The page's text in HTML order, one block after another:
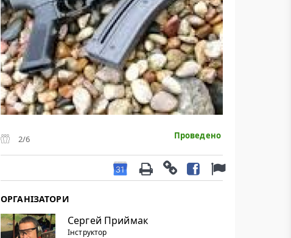
2/6 Проведено
ОРГАНІЗАТОРИ
Сергей Приймак
Інструктор